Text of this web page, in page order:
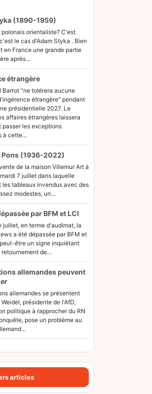
(1890-1959)
polonais orientaliste? C'est
le cas d'Adam Styka . Bien
en France une grande partie
après...
étrangère
"ne tolérera aucune
étrangère" pendant
présidentielle 2027. Le
affaires étrangères laissera
passer les exceptions
à cette...
Pons (1936-2022)
de la maison Villemur Art à
7 juillet dans laquelle
les tableaux invendus avec des
modestes, un...
par BFM et LCI
juillet, en terme d'audimat, la
a été dépassée par BFM et
être un signe inquiétant
de...
allemandes peuvent
allemandes se présentent
présidente de l'AfD,
politique à rapprocher du RN
pose un problème au
articles